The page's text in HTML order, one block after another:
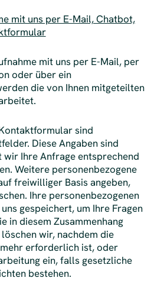
mit uns per E-Mail, Chatbot,
mit uns per E-Mail, per
oder über ein
die von Ihnen mitgeteilten
sind
Diese Angaben sind
Ihre Anfrage entsprechend
Weitere personenbezogene
freiwilliger Basis angeben,
Ihre personenbezogenen
gespeichert, um Ihre Fragen
in diesem Zusammenhang
wir, nachdem die
erforderlich ist, oder
ein, falls gesetzliche
bestehen.